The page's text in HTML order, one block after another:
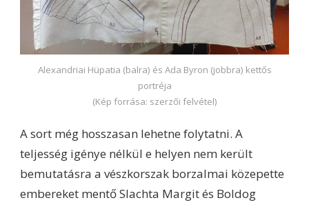
Alexandriai Hüpatia (balra) és Ada Byron (jobbra) kettős
portréja
(Kép forrása: szerzői felvétel)
A sort még hosszasan lehetne folytatni. A
teljesség igénye nélkül e helyen nem került
bemutatásra a vészkorszak borzalmai közepette
embereket mentő Slachta Margit és Boldog